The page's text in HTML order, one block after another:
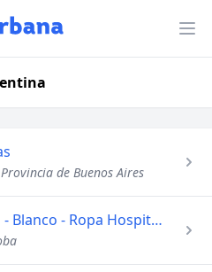
de Buenos Aires
Ames Textil - Telas - Moda - Blanco - Ropa Hospitalaria - Ve